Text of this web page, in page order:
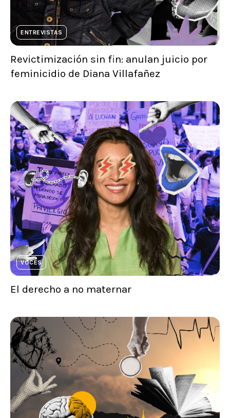
ENTREVISTAS
Revictimización sin fin: anulan juicio por
feminicidio de Diana Villafañez
VOCES
El derecho a no maternar